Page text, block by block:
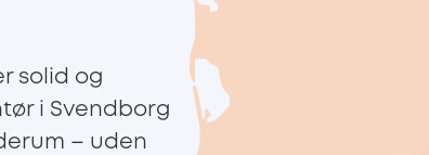
solid og
i Svendborg
– uden